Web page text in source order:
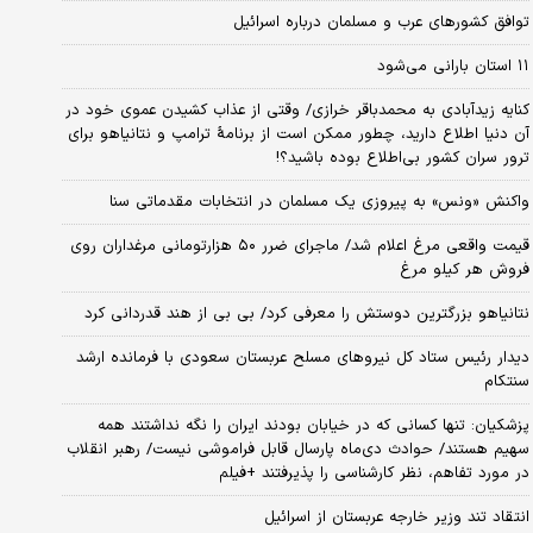
توافق کشورهای عرب و مسلمان درباره اسرائیل
۱۱ استان بارانی می‌شود
کنایه زیدآبادی به محمدباقر خرازی/ وقتی از عذاب کشیدن عموی خود در
آن دنیا اطلاع دارید، چطور ممکن است از برنامهٔ ترامپ و نتانیاهو برای
ترور سران کشور بی‌اطلاع بوده باشید؟!
واکنش «ونس» به پیروزی یک مسلمان در انتخابات مقدماتی سنا
قیمت واقعی مرغ اعلام شد/ ماجرای ضرر ۵۰ هزارتومانی مرغداران روی
فروش هر کیلو مرغ
نتانیاهو بزرگترین دوستش را معرفی کرد/ بی بی از هند قدردانی کرد
دیدار رئیس ستاد کل نیروهای مسلح عربستان سعودی با فرمانده ارشد
سنتکام
پزشکیان: تنها کسانی که در خیابان بودند ایران را نگه نداشتند همه
سهیم هستند/ حوادث دی‌ماه پارسال قابل فراموشی نیست/ رهبر انقلاب
در مورد تفاهم، نظر کارشناسی را پذیرفتند +فیلم
انتقاد تند وزیر خارجه عربستان از اسرائیل